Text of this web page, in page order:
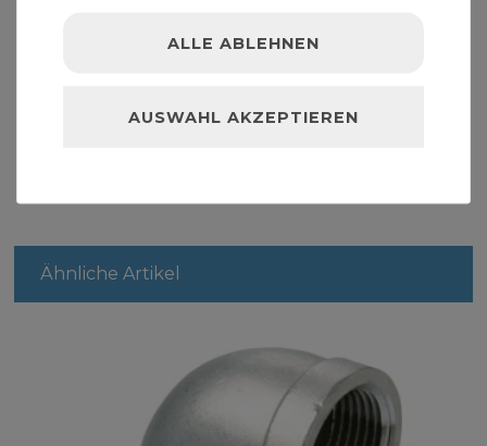
Ähnliche Artikel
ALLE ABLEHNEN
AUSWAHL AKZEPTIEREN